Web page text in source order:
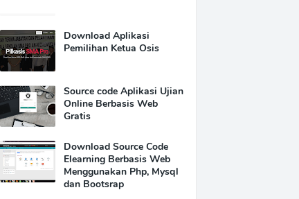
Download Aplikasi
Pemilihan Ketua Osis
Source code Aplikasi Ujian
Online Berbasis Web
Gratis
Download Source Code
Elearning Berbasis Web
Menggunakan Php, Mysql
dan Bootsrap